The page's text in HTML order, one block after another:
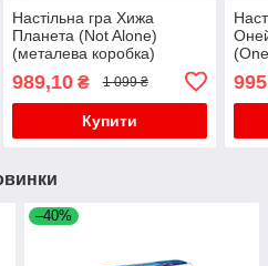
Настільна гра Хижа
Планета (Not Alone)
(металева коробка)
989,10₴ 1 099 ₴
Купити
–40%